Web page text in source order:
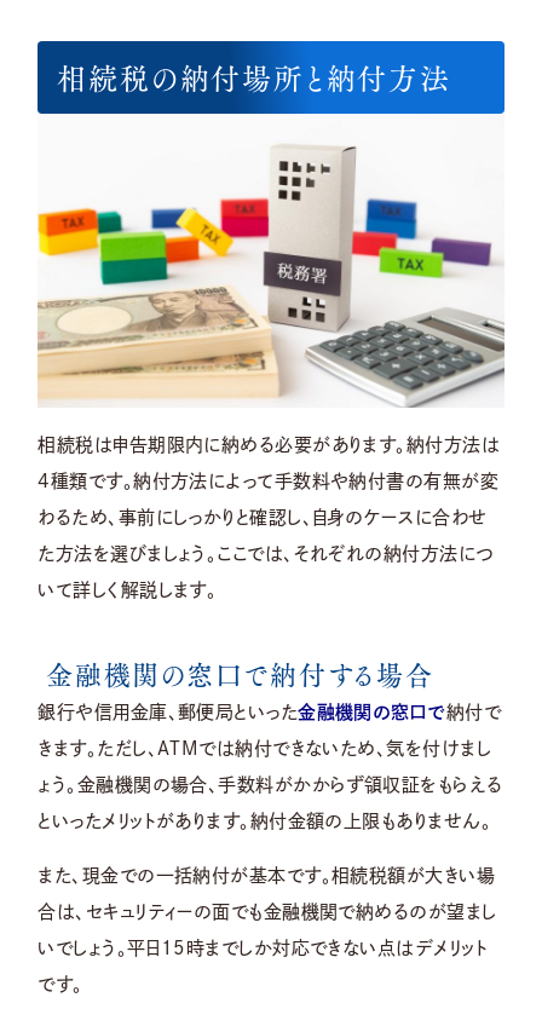
相続税の納付場所と納付方法
相続税は申告期限内に納める必要があります。納付方法は
4種類です。納付方法によって手数料や納付書の有無が変
わるため、事前にしっかりと確認し、自身のケースに合わせ
た方法を選びましょう。ここでは、それぞれの納付方法につ
いて詳しく解説します。
金融機関の窓口で納付する場合
銀行や信用金庫、郵便局といった金融機関の窓口で納付で
きます。ただし、ATMでは納付できないため、気を付けまし
ょう。金融機関の場合、手数料がかからず領収証をもらえる
といったメリットがあります。納付金額の上限もありません。
また、現金での一括納付が基本です。相続税額が大きい場
合は、セキュリティーの面でも金融機関で納めるのが望まし
いでしょう。平日15時までしか対応できない点はデメリット
です。